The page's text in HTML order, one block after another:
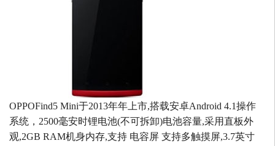
OPPOFind5 Mini于2013年年上市,搭载安卓Android 4.1操作
系统，2500毫安时锂电池(不可拆卸)电池容量,采用直板外
观,2GB RAM机身内存,支持 电容屏 支持多触摸屏,3.7英寸